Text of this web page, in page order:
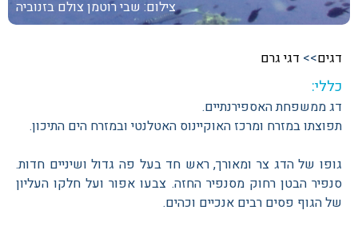
צילום: שבי רוטמןצולם בזנוביה
דגים>> דגי גרם
כללי:
דג ממשפחת האספירנתיים.
תפוצתו במזרח ומרכז האוקיינוס האטלנטי ובמזרח הים התיכון.
גופו של הדג צר ומאורך, ראש חד בעל פה גדול ושיניים חדות.
סנפיר הבטן רחוק מסנפיר החזה. צבעו אפור ועל חלקו העליון
של הגוף פסים רבים אנכיים וכהים.